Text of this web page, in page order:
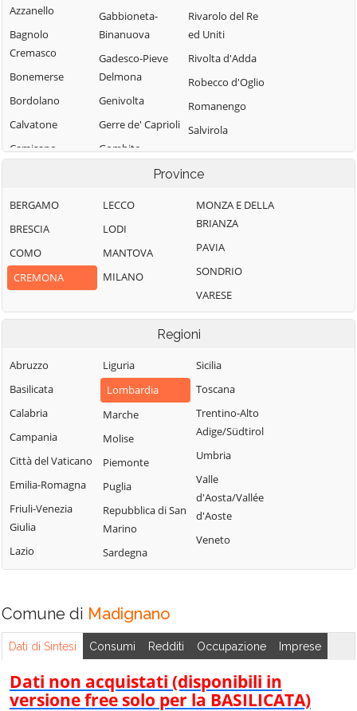
Azzanello
Bagnolo
Cremasco
Bonemerse
Bordolano
Calvatone
Camisano
Cantone
Cappella de'
Capralba
Uniti
Casale Cremasco-
Vidolasco
Casaletto
Sopra
Casaletto Vaprio
Casteldidone
Castelleone
Castelvisconti
Cella Dati
Gabbioneta-
Binanuova
Gadesco-Pieve
Delmona
Genivolta
Gerre de' Caprioli
Gombito
Uniti
Gussola
Isola Dovarese
Martignana di Po
Monte Cremasco
Offanengo
Olmeneta
Ostiano
Paderno
Palazzo Pignano
Pandino
Persico Dosimo
Pescarolo ed
Uniti
Rivarolo del Re
ed Uniti
Rivolta d'Adda
Robecco d'Oglio
Romanengo
Salvirola
San Bassano
San Daniele Po
San Giovanni in
Croce
San Martino del
Scandolara Ripa
Sergnano
Sesto ed Uniti
Solarolo Rainerio
Soncino
Sospiro
Spinadesco
Spineda
Torlino Vimercati
Tornata
Torre de'
Province
BERGAMO
BRESCIA
COMO
CREMONA
LECCO
LODI
MANTOVA
MILANO
MONZA E DELLA
BRIANZA
PAVIA
SONDRIO
VARESE
Regioni
Abruzzo
Basilicata
Calabria
Campania
Città del Vaticano
Emilia-Romagna
Friuli-Venezia
Giulia
Lazio
Liguria
Lombardia
Marche
Molise
Piemonte
Puglia
Repubblica di San
Marino
Sardegna
Sicilia
Toscana
Trentino-Alto
Adige/Südtirol
Umbria
Valle
d'Aosta/Vallée
d'Aoste
Veneto
Comune di Madignano
Dati di Sintesi Consumi Redditi Occupazione Imprese
Dati non acquistati (disponibili in
versione free solo per la BASILICATA)